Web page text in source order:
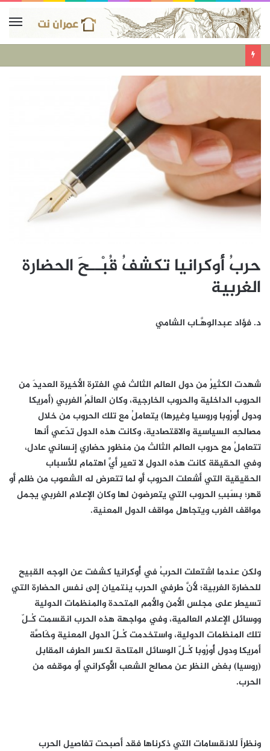
حربُ أُوكرانيا تكشفُ قُبْــحَ الحضارة
الغربية
د. فؤاد عبدالوهَّـاب الشامي
شهدت الكثيرُ من دول العالم الثالث في الفترة الأخيرة العديدَ من
الحروب الداخلية والحروب الخارجية، وكان العالَمُ الغربي (أمريكا
ودول أُورُوبا وروسيا وغيرها) يتعاملُ مع تلك الحروب من خلال
مصالحِه السياسية والاقتصادية، وكانت هذه الدول تدّعي أنها
تتعاملُ مع حروب العالم الثالث من منظورٍ حضاري إنساني عادل،
وفي الحقيقة كانت هذه الدول لا تعير أيَّ اهتمام للأسباب
الحقيقية التي أشعلت الحروب أَو لما تتعرض له الشعوب من ظلم أَو
قهر؛ بسَببِ الحروب التي يتعرضون لها وكان الإعلام الغربي يجمل
مواقف الغرب ويتجاهل مواقف الدول المعنية.
ولكن عندما اشتعلت الحربُ في أُوكرانيا كشفت عن الوجه القبيح
للحضارة الغربية؛ لأَنَّ طرفي الحرب ينتميان إلى نفس الحضارة التي
تسيطر على مجلس الأمن والأمم المتحدة والمنظمات الدولية
ووسائل الإعلام العالمية، وفي مواجهة هذه الحرب انقسمت كُـلّ
تلك المنظمات الدولية، واستخدمت كُـلّ الدول المعنية وخَاصَّة
أمريكا ودول أُورُوبا كُـلّ الوسائل المتاحة لكسر الطرف المقابل
(روسيا) بغض النظر عن مصالح الشعب الأُوكراني أو موقفه من
الحرب.
ونظراً للانقسامات التي ذكرناها فقد أصبحت تفاصيل الحرب